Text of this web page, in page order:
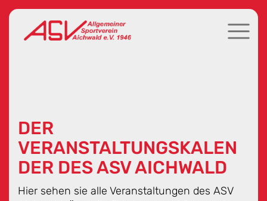
DER
VERANSTALTUNGSKALEN
DER DES ASV AICHWALD
Hier sehen sie alle Veranstaltungen des ASV